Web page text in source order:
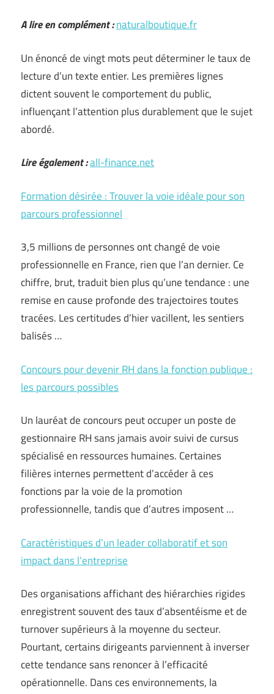
A lire en complément :naturalboutique.fr
Un énoncé de vingt mots peut déterminer le taux de
lecture d’un texte entier. Les premières lignes
dictent souvent le comportement du public,
influençant l’attention plus durablement que le sujet
abordé.
Lire également :all-finance.net
Formation désirée : Trouver la voie idéale pour son
parcours professionnel
3,5 millions de personnes ont changé de voie
professionnelle en France, rien que l’an dernier. Ce
chiffre, brut, traduit bien plus qu’une tendance : une
remise en cause profonde des trajectoires toutes
tracées. Les certitudes d’hier vacillent, les sentiers
balisés …
Concours pour devenir RH dans la fonction publique :
les parcours possibles
Un lauréat de concours peut occuper un poste de
gestionnaire RH sans jamais avoir suivi de cursus
spécialisé en ressources humaines. Certaines
filières internes permettent d’accéder à ces
fonctions par la voie de la promotion
professionnelle, tandis que d’autres imposent …
Caractéristiques d’un leader collaboratif et son
impact dans l’entreprise
Des organisations affichant des hiérarchies rigides
enregistrent souvent des taux d’absentéisme et de
turnover supérieurs à la moyenne du secteur.
Pourtant, certains dirigeants parviennent à inverser
cette tendance sans renoncer à l’efficacité
opérationnelle. Dans ces environnements, la